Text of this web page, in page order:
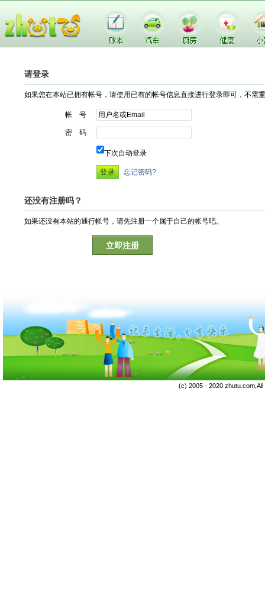
请登录
如果您在本站已拥有帐号，请使用已有的帐号信息直接进行登录即可，不需
帐 号
密 码
下次自动登录
忘记密码?
还没有注册吗？
如果还没有本站的通行帐号，请先注册一个属于自己的帐号吧。
立即注册
(c) 2005 - 2020